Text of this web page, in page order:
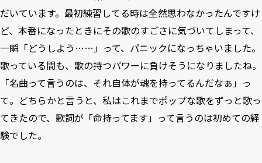
だいています。最初練習してる時は全然思わなかったんですけ
ど、本番になったときにその歌のすごさに気づいてしまって、
一瞬「どうしよう……」って、パニックになっちゃいました。
歌っている間も、歌の持つパワーに負けそうになりましたね。
「名曲って言うのは、それ自体が魂を持ってるんだなぁ」っ
て。どちらかと言うと、私はこれまでポップな歌をずっと歌っ
てきたので、歌詞が「命持ってます」って言うのは初めての経
験でした。